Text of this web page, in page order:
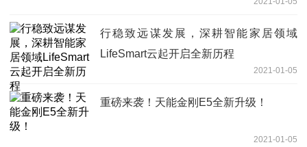
行稳致远谋发展，深耕智能家居领域
LifeSmart云起开启全新历程
2021-01-05
重磅来袭！天能金刚E5全新升级！
2021-01-05